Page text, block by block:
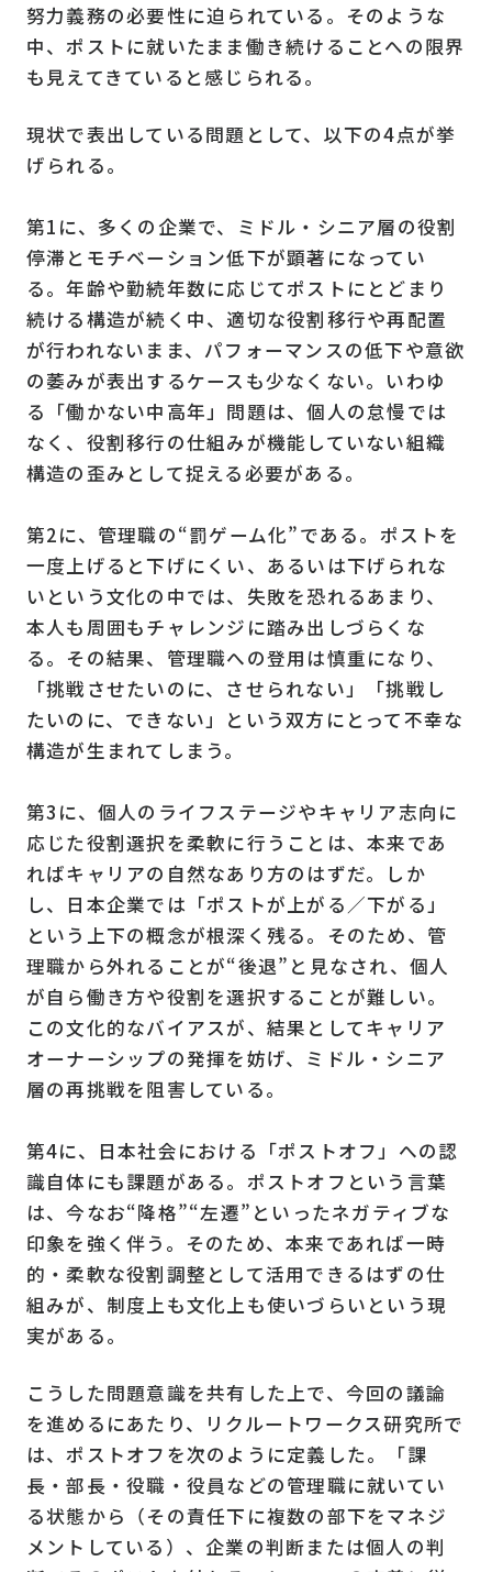
努力義務の必要性に迫られている。そのような
中、ポストに就いたまま働き続けることへの限界
も見えてきていると感じられる。
現状で表出している問題として、以下の4点が挙
げられる。
第1に、多くの企業で、ミドル・シニア層の役割
停滞とモチベーション低下が顕著になってい
る。年齢や勤続年数に応じてポストにとどまり
続ける構造が続く中、適切な役割移行や再配置
が行われないまま、パフォーマンスの低下や意欲
の萎みが表出するケースも少なくない。いわゆ
る「働かない中高年」問題は、個人の怠慢では
なく、役割移行の仕組みが機能していない組織
構造の歪みとして捉える必要がある。
第2に、管理職の“罰ゲーム化”である。ポストを
一度上げると下げにくい、あるいは下げられな
いという文化の中では、失敗を恐れるあまり、
本人も周囲もチャレンジに踏み出しづらくな
る。その結果、管理職への登用は慎重になり、
「挑戦させたいのに、させられない」「挑戦し
たいのに、できない」という双方にとって不幸な
構造が生まれてしまう。
第3に、個人のライフステージやキャリア志向に
応じた役割選択を柔軟に行うことは、本来であ
ればキャリアの自然なあり方のはずだ。しか
し、日本企業では「ポストが上がる／下がる」
という上下の概念が根深く残る。そのため、管
理職から外れることが“後退”と見なされ、個人
が自ら働き方や役割を選択することが難しい。
この文化的なバイアスが、結果としてキャリア
オーナーシップの発揮を妨げ、ミドル・シニア
層の再挑戦を阻害している。
第4に、日本社会における「ポストオフ」への認
識自体にも課題がある。ポストオフという言葉
は、今なお“降格”“左遷”といったネガティブな
印象を強く伴う。そのため、本来であれば一時
的・柔軟な役割調整として活用できるはずの仕
組みが、制度上も文化上も使いづらいという現
実がある。
こうした問題意識を共有した上で、今回の議論
を進めるにあたり、リクルートワークス研究所で
は、ポストオフを次のように定義した。「課
長・部長・役職・役員などの管理職に就いてい
る状態から（その責任下に複数の部下をマネジ
メントしている）、企業の判断または個人の判